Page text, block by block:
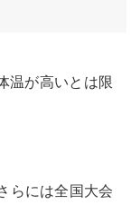
温が高いとは限
らには全国大会